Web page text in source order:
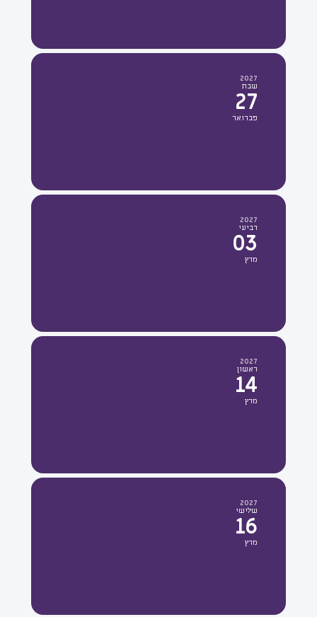
2027
שבת
27
פברואר
2027
רביעי
03
מרץ
2027
ראשון
14
מרץ
2027
שלישי
16
מרץ